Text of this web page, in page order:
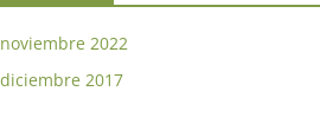
noviembre 2022
diciembre 2017